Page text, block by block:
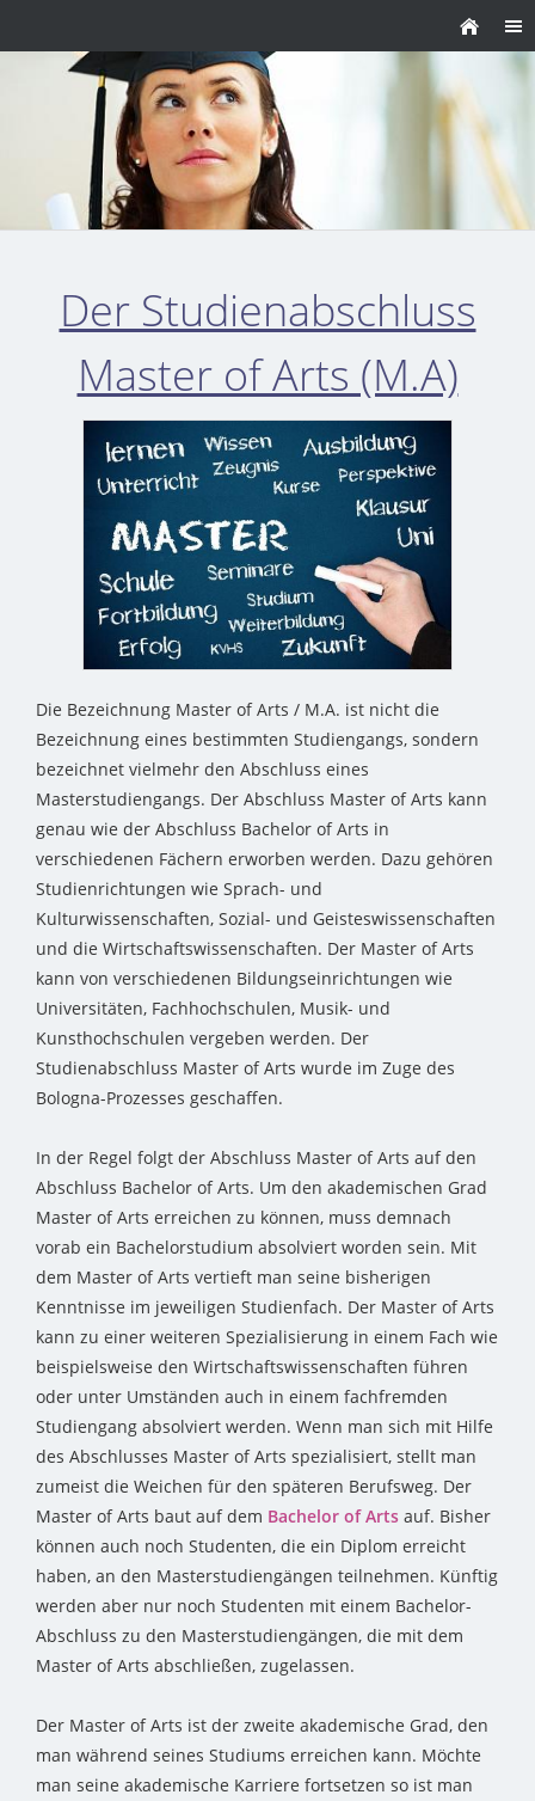
Der Studienabschluss
Master of Arts (M.A)
Die Bezeichnung Master of Arts / M.A. ist nicht die
Bezeichnung eines bestimmten Studiengangs, sondern
bezeichnet vielmehr den Abschluss eines
Masterstudiengangs. Der Abschluss Master of Arts kann
genau wie der Abschluss Bachelor of Arts in
verschiedenen Fächern erworben werden. Dazu gehören
Studienrichtungen wie Sprach- und
Kulturwissenschaften, Sozial- und Geisteswissenschaften
und die Wirtschaftswissenschaften. Der Master of Arts
kann von verschiedenen Bildungseinrichtungen wie
Universitäten, Fachhochschulen, Musik- und
Kunsthochschulen vergeben werden. Der
Studienabschluss Master of Arts wurde im Zuge des
Bologna-Prozesses geschaffen.
In der Regel folgt der Abschluss Master of Arts auf den
Abschluss Bachelor of Arts. Um den akademischen Grad
Master of Arts erreichen zu können, muss demnach
vorab ein Bachelorstudium absolviert worden sein. Mit
dem Master of Arts vertieft man seine bisherigen
Kenntnisse im jeweiligen Studienfach. Der Master of Arts
kann zu einer weiteren Spezialisierung in einem Fach wie
beispielsweise den Wirtschaftswissenschaften führen
oder unter Umständen auch in einem fachfremden
Studiengang absolviert werden. Wenn man sich mit Hilfe
des Abschlusses Master of Arts spezialisiert, stellt man
zumeist die Weichen für den späteren Berufsweg. Der
Master of Arts baut auf dem Bachelor of Arts auf. Bisher
können auch noch Studenten, die ein Diplom erreicht
haben, an den Masterstudiengängen teilnehmen. Künftig
werden aber nur noch Studenten mit einem Bachelor-
Abschluss zu den Masterstudiengängen, die mit dem
Master of Arts abschließen, zugelassen.
Der Master of Arts ist der zweite akademische Grad, den
man während seines Studiums erreichen kann. Möchte
man seine akademische Karriere fortsetzen so ist man